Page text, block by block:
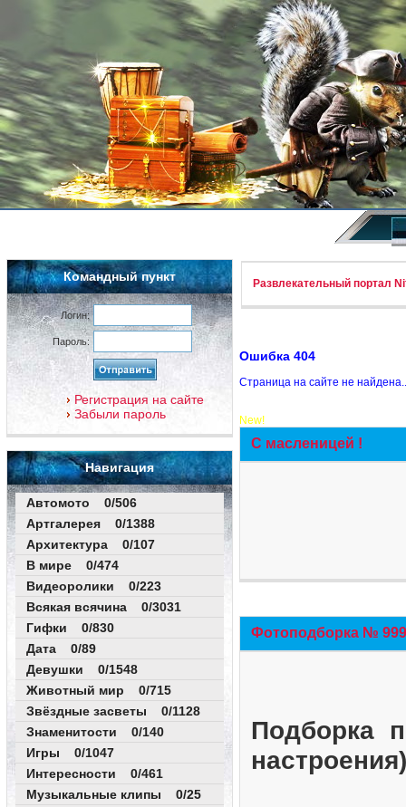
Командный пункт
Логин:
Пароль:
Регистрация на сайте
Забыли пароль
Навигация
Автомото 0/506
Артгалерея 0/1388
Архитектура 0/107
В мире 0/474
Видеоролики 0/223
Всякая всячина 0/3031
Гифки 0/830
Дата 0/89
Девушки 0/1548
Животный мир 0/715
Звёздные засветы 0/1128
Знаменитости 0/140
Игры 0/1047
Интересности 0/461
Музыкальные клипы 0/25
Развлекательный портал
Ошибка 404
Страница на сайте не
New!
С масленицей !
Фотоподборка №
Подборка